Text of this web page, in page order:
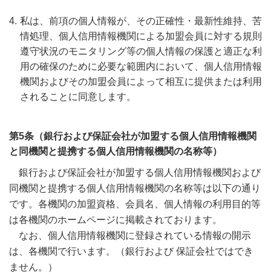
4. 私は、前項の個人情報が、その正確性・最新性維持、苦
情処理、個人信用情報機関による加盟会員に対する規則
遵守状況のモニタリング等の個人情報の保護と適正な利
用の確保のために必要な範囲内において、個人信用情報
機関およびその加盟会員によって相互に提供または利用
されることに同意します。
第5条（銀行および保証会社が加盟する個人信用情報機関
と同機関と提携する個人信用情報機関の名称等）
銀行および保証会社が加盟する個人信用情報機関および
同機関と提携する個人信用情報機関の名称等は以下の通り
です。各機関の加盟資格、会員名、個人情報の利用目的等
は各機関のホームページに掲載されております。
なお、個人信用情報機関に登録されている情報の開示
は、各機関で行います。（銀行および 保証会社ではでき
ません。）